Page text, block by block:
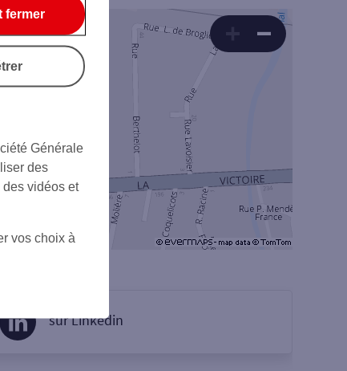
sur Linkedin
Générale
des
des vidéos et
vos choix à
fermer